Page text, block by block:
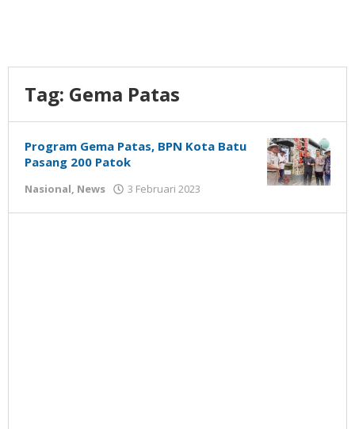
Tag: Gema Patas
Program Gema Patas, BPN Kota Batu
Pasang 200 Patok
Nasional, News 3 Februari 2023
Susanto